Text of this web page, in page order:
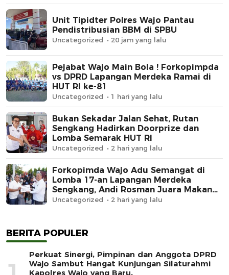
Unit Tipidter Polres Wajo Pantau
Pendistribusian BBM di SPBU
Uncategorized 20 jam yang lalu
Pejabat Wajo Main Bola ! Forkopimpda
vs DPRD Lapangan Merdeka Ramai di
HUT RI ke-81
Uncategorized 1 hari yang lalu
Bukan Sekadar Jalan Sehat, Rutan
Sengkang Hadirkan Doorprize dan
Lomba Semarak HUT RI
Uncategorized 2 hari yang lalu
Forkopimda Wajo Adu Semangat di
Lomba 17-an Lapangan Merdeka
Sengkang, Andi Rosman Juara Makan
Krupuk
Uncategorized 2 hari yang lalu
BERITA POPULER
Perkuat Sinergi, Pimpinan dan Anggota DPRD
Wajo Sambut Hangat Kunjungan Silaturahmi
Kapolres Wajo yang Baru,